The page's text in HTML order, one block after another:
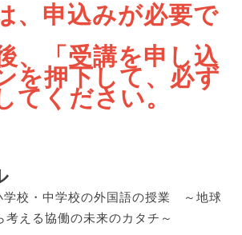
、申込みが必要で
、「受講を申し込
を押下して、必ず
てください。
学校・中学校の外国語の授業 ～地球
考える協働の未来のカタチ～